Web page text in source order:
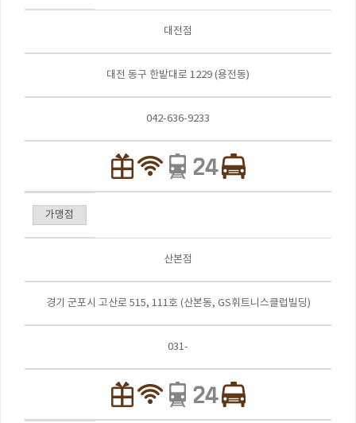
대전점
대전 동구 한밭대로 1229 (용전동)
042-636-9233
가맹점
산본점
경기 군포시 고산로 515, 111호 (산본동, GS휘트니스클럽빌딩)
031-